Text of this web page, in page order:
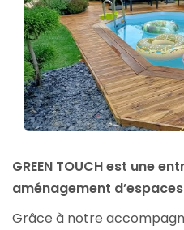
GREEN TOUCH est une
aménagement
Grâce à notre